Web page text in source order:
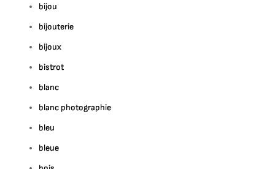
bijou
bijouterie
bijoux
bistrot
blanc
blanc photographie
bleu
bleue